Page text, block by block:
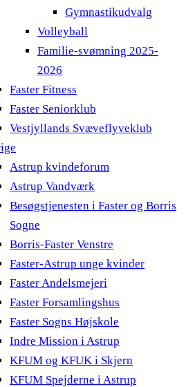
Gymnastikudvalg
Volleyball
Familie-svømning 2025-
2026
Faster Fitness
Faster Seniorklub
Vestjyllands Svæveflyveklub
Astrup kvindeforum
Astrup Vandværk
Besøgstjenesten i Faster og Borris
Sogne
Borris-Faster Venstre
Faster-Astrup unge kvinder
Faster Andelsmejeri
Faster Forsamlingshus
Faster Sogns Højskole
Indre Mission i Astrup
KFUM og KFUK i Skjern
KFUM Spejderne i Astrup